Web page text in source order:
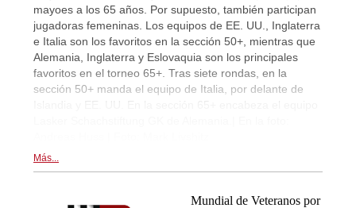
mayoes a los 65 años. Por supuesto, también participan
jugadoras femeninas. Los equipos de EE. UU., Inglaterra
e Italia son los favoritos en la sección 50+, mientras que
Alemania, Inglaterra y Eslovaquia son los principales
favoritos en el torneo 65+. Tras siete rondas, en la
sección 50+ manda el equipo de Italia, por delante de
Más...
Mundial de Veteranos por